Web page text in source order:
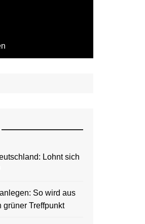
Lohnt sich
So wird aus
Treffpunkt